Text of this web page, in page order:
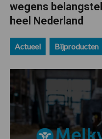
wegens
heel Nederland
Actueel Bijproducten